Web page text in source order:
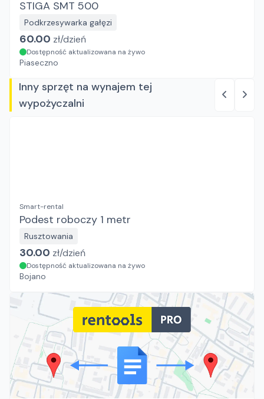
STIGA SMT 500
Podkrzesywarka gałęzi
60.00 zł/dzień
Dostępność aktualizowana na żywo
Piaseczno
Inny sprzęt na wynajem tej
wypożyczalni
Smart-rental
Podest roboczy 1 metr
Rusztowania
30.00 zł/dzień
Dostępność aktualizowana na żywo
Bojano